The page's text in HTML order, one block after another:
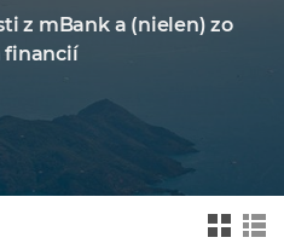
z mBank a (nielen) zo
financií
widok drz
ewa
felkowy